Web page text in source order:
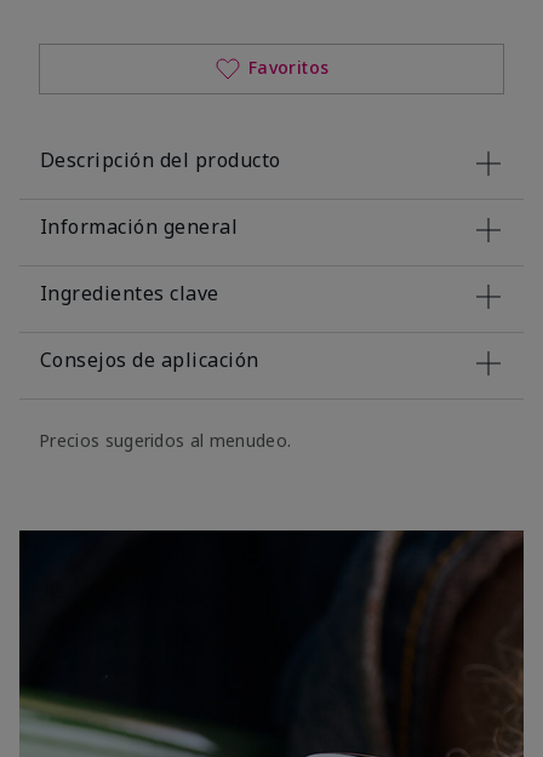
Favoritos
Descripción del producto
Información general
Ingredientes clave
Consejos de aplicación
Precios sugeridos al menudeo.